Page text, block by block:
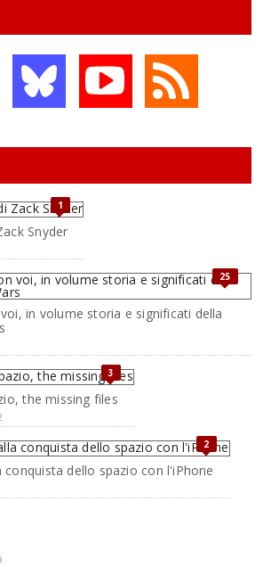
1
Snyder
25
in volume storia e significati della
3
the missing files
2
dello spazio con l'iPhone